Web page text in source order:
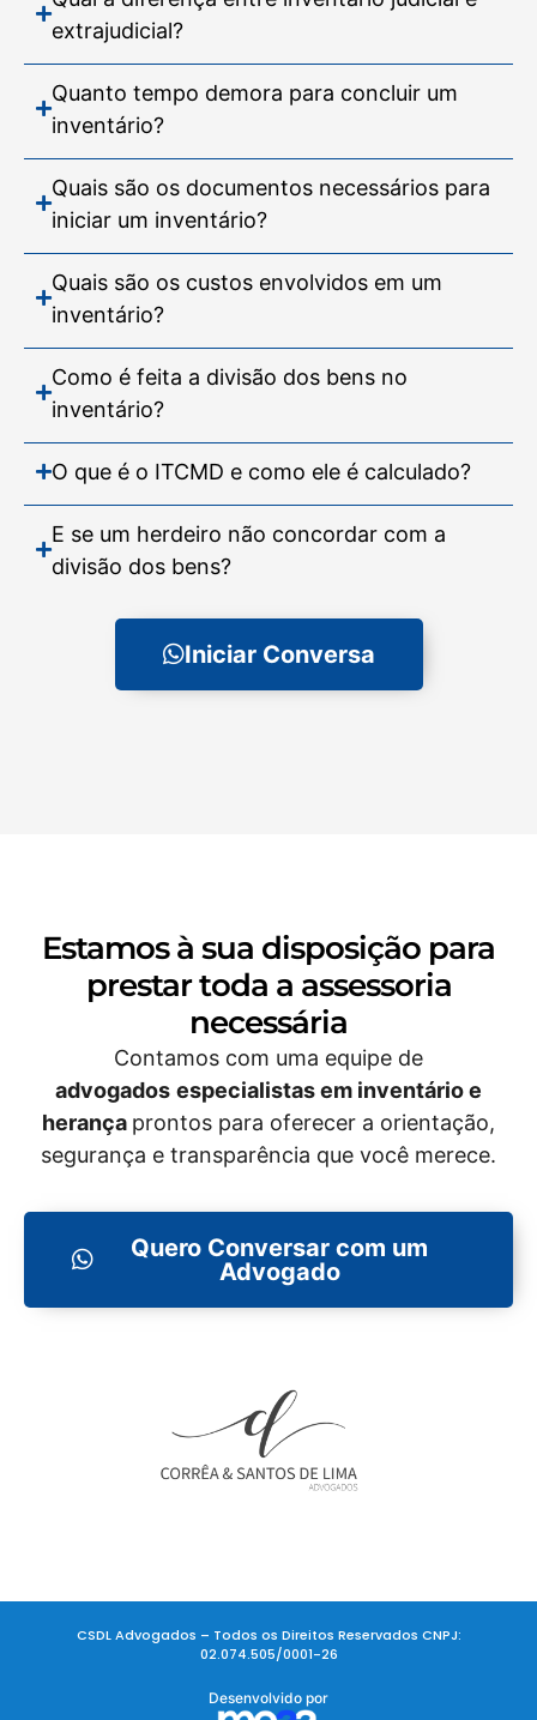
extrajudicial?
Quanto tempo demora para concluir um
inventário?
Quais são os documentos necessários para
iniciar um inventário?
Quais são os custos envolvidos em um
inventário?
Como é feita a divisão dos bens no
inventário?
O que é o ITCMD e como ele é calculado?
E se um herdeiro não concordar com a
divisão dos bens?
Iniciar Conversa
Estamos à sua disposição para
prestar toda a assessoria
necessária​
Contamos com uma equipe de
advogados especialistas em inventárioe
herança prontos para oferecer a orientação,
segurança e transparência que você merece.
Quero Conversar com um
Advogado
CSDL Advogados – Todos os Direitos Reservados CNPJ:
02.074.505/0001-26
Desenvolvido por